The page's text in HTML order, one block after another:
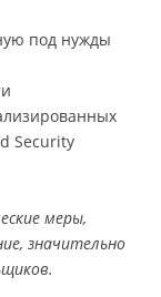
под нужды
Security
меры,
значительно